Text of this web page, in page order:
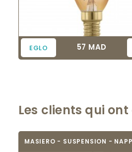
EGLO Prix
57 MAD
Les clients qui
MASIERO - SUSPENSION -